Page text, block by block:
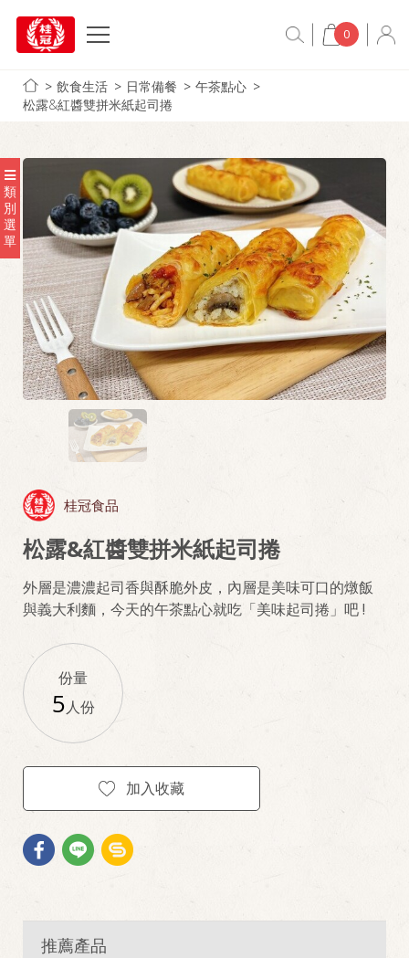
0
飲食生活 日常備餐
午茶點心
松露&紅醬雙拼米紙起司捲
類
別
選
單
桂冠食品
松露&紅醬雙拼米紙起司捲
外層是濃濃起司香與酥脆外皮，內層是美味可口的燉飯
與義大利麵，今天的午茶點心就吃「美味起司捲」吧 !
份量
5人份
加入收藏
推薦產品